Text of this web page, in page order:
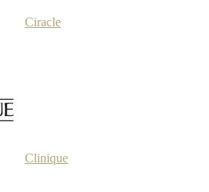
Ciracle
Clinique